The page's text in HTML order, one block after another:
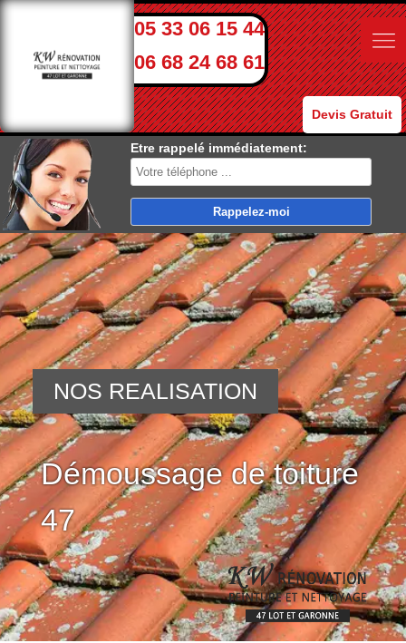
05 33 06 15 44
06 68 24 68 61
Devis Gratuit
Etre rappelé immédiatement:
Démoussage de toiture
47
NOS REALISATION